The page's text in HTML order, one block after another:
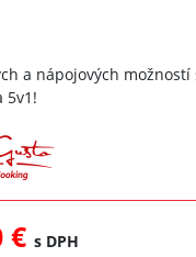
a nápojových možností
5v1!
€s DPH